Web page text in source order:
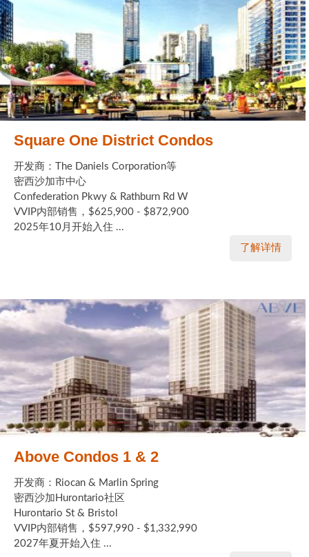
Square One District Condos
开发商：The Daniels Corporation等
密西沙加市中心
Confederation Pkwy & Rathburn Rd W
VVIP内部销售，$625,900 - $872,900
2025年10月开始入住 ...
了解详情
Above Condos 1 & 2
开发商：Riocan & Marlin Spring
密西沙加Hurontario社区
Hurontario St & Bristol
VVIP内部销售，$597,990 - $1,332,990
2027年夏开始入住 ...